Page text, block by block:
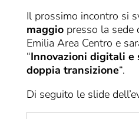
Il prossimo incontro si
maggio presso la sede
Emilia Area Centro e
“Innovazioni digitali e
doppia transizione“.
Di seguito le slide